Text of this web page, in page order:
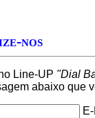
nos
Line-UP "Dial
abaixo que